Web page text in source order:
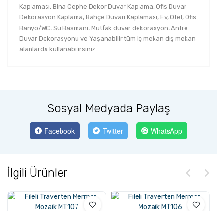
Kaplaması, Bina Cephe Dekor Duvar Kaplama, Ofis Duvar
Dekorasyon Kaplama, Bahçe Duvarı Kaplaması, Ev, Otel, Ofis
Banyo/WC, Su Basmanı, Mutfak duvar dekorasyon, Antre
Duvar Dekorasyonu ve Yaşanabilir tüm iç mekan dış mekan
alanlarda kullanabilirsiniz.
Sosyal Medyada Paylaş
Facebook Twitter WhatsApp
İlgili Ürünler